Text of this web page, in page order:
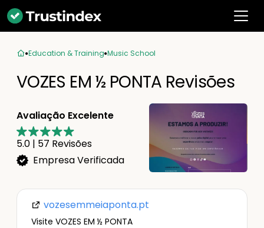
Education & Training Music School
VOZES EM ½ PONTA Revisões
Avaliação Excelente
5.0 | 57 Revisões
Empresa Verificada
vozesemmeiaponta.pt
Visite VOZES EM ½ PONTA